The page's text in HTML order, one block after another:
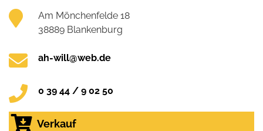
Am Mönchenfelde 18
38889 Blankenburg
ah-will@web.de
0 39 44 / 9 02 50
Verkauf